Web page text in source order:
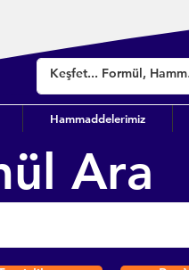
Hammaddelerimiz
Ara